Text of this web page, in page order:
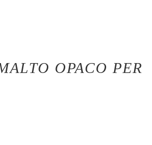
OPACO PER